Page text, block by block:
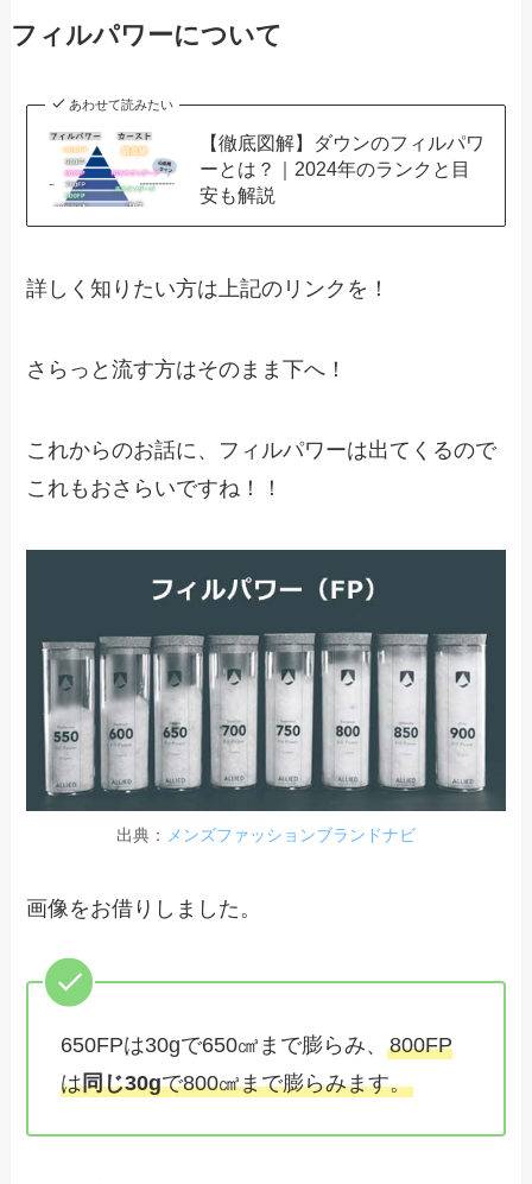
フィルパワーについて
あわせて読みたい
【徹底図解】ダウンのフィルパワ
ーとは？｜2024年のランクと目
安も解説
詳しく知りたい方は上記のリンクを！
さらっと流す方はそのまま下へ！
これからのお話に、フィルパワーは出てくるので
これもおさらいですね！！
出典： メンズファッションブランドナビ
画像をお借りしました。
650FPは30gで650㎤まで膨らみ、800FP
は同じ30gで800㎤まで膨らみます。